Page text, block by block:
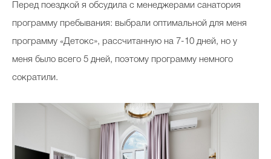
Перед поездкой я обсудила с менеджерами санатория
программу пребывания: выбрали оптимальной для меня
программу «Детокс», рассчитанную на 7-10 дней, но у
меня было всего 5 дней, поэтому программу немного
сократили.